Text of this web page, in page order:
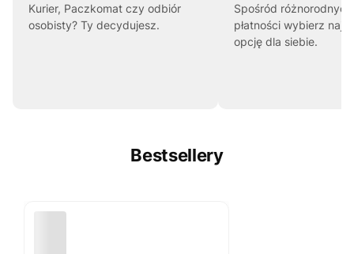
Kurier, Paczkomat czy odbiór
osobisty? Ty decydujesz.
Spośród
płatności wybierz
opcję dla siebie.
Bestsellery